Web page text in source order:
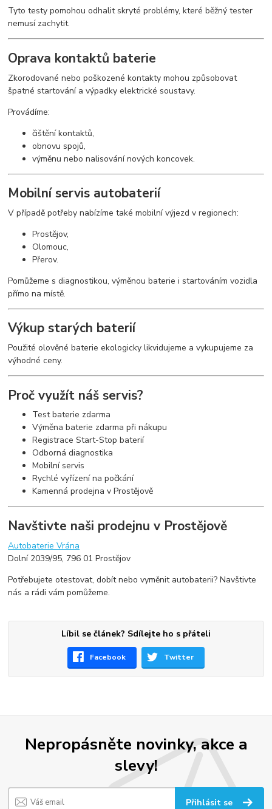
Tyto testy pomohou odhalit skryté problémy, které běžný tester
nemusí zachytit.
Oprava kontaktů baterie
Zkorodované nebo poškozené kontakty mohou způsobovat
špatné startování a výpadky elektrické soustavy.
Provádíme:
čištění kontaktů,
obnovu spojů,
výměnu nebo nalisování nových koncovek.
Mobilní servis autobaterií
V případě potřeby nabízíme také mobilní výjezd v regionech:
Prostějov,
Olomouc,
Přerov.
Pomůžeme s diagnostikou, výměnou baterie i startováním vozidla
přímo na místě.
Výkup starých baterií
Použité olověné baterie ekologicky likvidujeme a vykupujeme za
výhodné ceny.
Proč využít náš servis?
Test baterie zdarma
Výměna baterie zdarma při nákupu
Registrace Start-Stop baterií
Odborná diagnostika
Mobilní servis
Rychlé vyřízení na počkání
Kamenná prodejna v Prostějově
Navštivte naši prodejnu v Prostějově
Autobaterie Vrána
Dolní 2039/95, 796 01 Prostějov
Potřebujete otestovat, dobít nebo vyměnit autobaterii? Navštivte
nás a rádi vám pomůžeme.
Líbil se článek? Sdílejte ho s přáteli
Facebook Twitter
Nepropásněte novinky, akce a
slevy!
Přihlásit se